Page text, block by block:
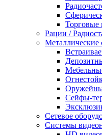
Торговые
Рации /
Металлические
Сейфы-
Сетевое
Системы